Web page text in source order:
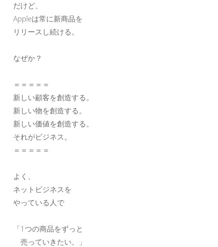
だけど、
Appleは常に新商品を
リリースし続ける。
なぜか？
＝＝＝＝＝
新しい顧客を創造する。
新しい物を創造する。
新しい価値を創造する。
それがビジネス。
＝＝＝＝＝
よく、
ネットビジネスを
やっている人で
「1つの商品をずっと
売っていきたい。」